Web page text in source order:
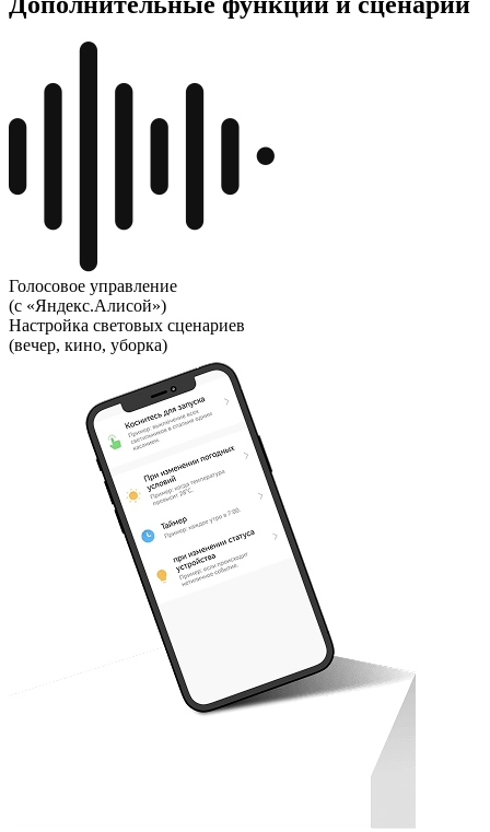
Голосовое управление
(с «Яндекс.Алисой»)
Настройка световых сценариев
(вечер, кино, уборка)